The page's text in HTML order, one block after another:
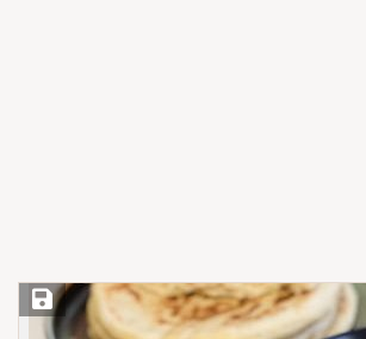
Save Recipe